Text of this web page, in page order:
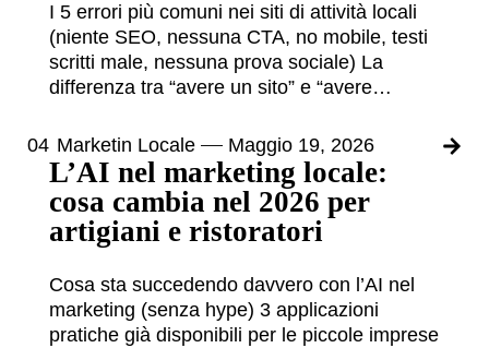
I 5 errori più comuni nei siti di attività locali
(niente SEO, nessuna CTA, no mobile, testi
scritti male, nessuna prova sociale) La
differenza tra “avere un sito” e “avere…
04 Marketin Locale Maggio 19, 2026
L’AI nel marketing locale:
cosa cambia nel 2026 per
artigiani e ristoratori
Cosa sta succedendo davvero con l’AI nel
marketing (senza hype) 3 applicazioni
pratiche già disponibili per le piccole imprese